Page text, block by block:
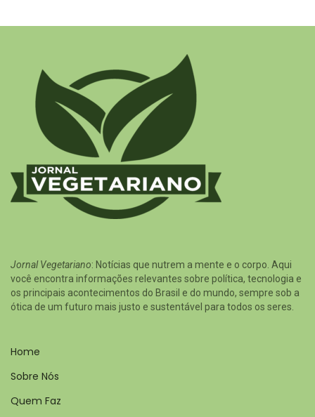
Jornal Vegetariano: Notícias que nutrem a mente e o corpo. Aqui
você encontra informações relevantes sobre política, tecnologia e
os principais acontecimentos do Brasil e do mundo, sempre sob a
ótica de um futuro mais justo e sustentável para todos os seres.
Home
Sobre Nós
Quem Faz